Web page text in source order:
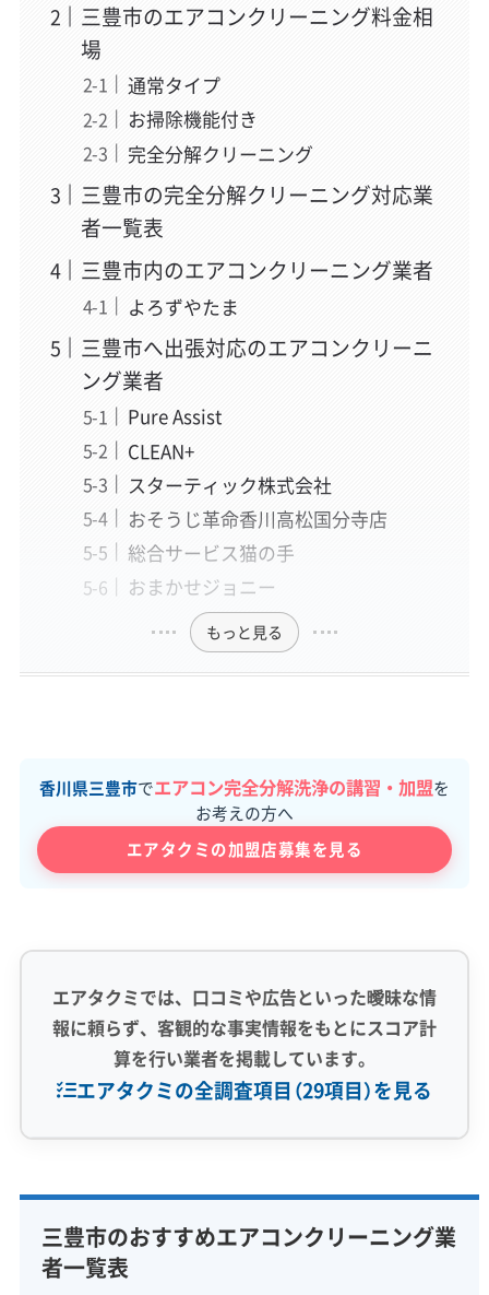
三豊市のエアコンクリーニング料金相
場
通常タイプ
お掃除機能付き
完全分解クリーニング
三豊市の完全分解クリーニング対応業
者一覧表
三豊市内のエアコンクリーニング業者
よろずやたま
三豊市へ出張対応のエアコンクリーニ
ング業者
Pure Assist
CLEAN+
スターティック株式会社
おそうじ革命香川高松国分寺店
総合サービス猫の手
おまかせジョニー
もっと見る
香川県三豊市でエアコン完全分解洗浄の講習・加盟を
お考えの方へ
エアタクミの加盟店募集を見る
エアタクミでは、口コミや広告といった曖昧な情
報に頼らず、客観的な事実情報をもとにスコア計
算を行い業者を掲載しています。
エアタクミの全調査項目（29項目）を見る
完全分解洗浄 部分クリーニング
実績10年以上
資格保有スタッフ
三豊市のおすすめエアコンクリーニング業
者一覧表